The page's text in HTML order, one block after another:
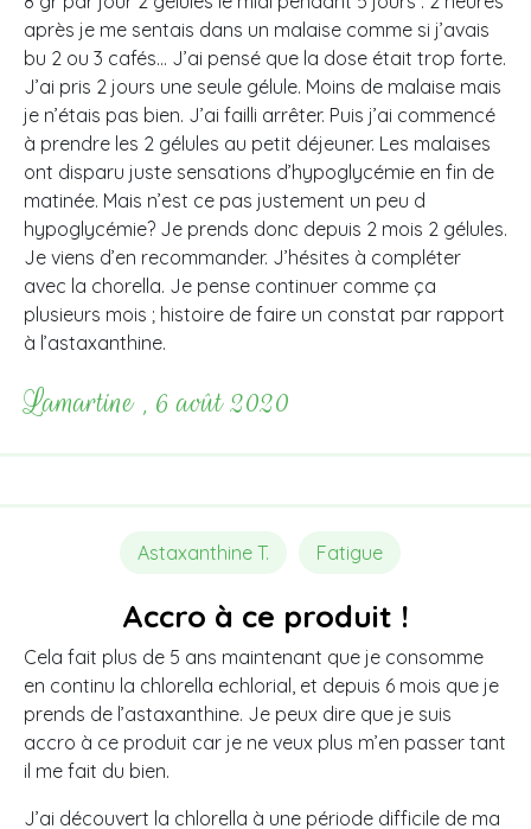
après je me sentais dans un malaise comme si j’avais
bu 2 ou 3 cafés… J’ai pensé que la dose était trop forte.
J’ai pris 2 jours une seule gélule. Moins de malaise mais
je n’étais pas bien. J’ai failli arrêter. Puis j’ai commencé
à prendre les 2 gélules au petit déjeuner. Les malaises
ont disparu juste sensations d’hypoglycémie en fin de
matinée. Mais n’est ce pas justement un peu d
hypoglycémie? Je prends donc depuis 2 mois 2 gélules.
Je viens d’en recommander. J’hésites à compléter
avec la chorella. Je pense continuer comme ça
plusieurs mois ; histoire de faire un constat par rapport
à l’astaxanthine.
Lamartine , 6 août 2020
Astaxanthine T. Fatigue
Accro à ce produit !
Cela fait plus de 5 ans maintenant que je consomme
en continu la chlorella echlorial, et depuis 6 mois que je
prends de l’astaxanthine. Je peux dire que je suis
accro à ce produit car je ne veux plus m’en passer tant
il me fait du bien.
J’ai découvert la chlorella à une période difficile de ma